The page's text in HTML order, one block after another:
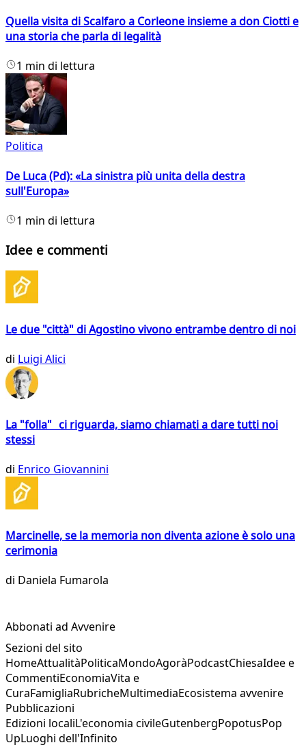
Quella visita di Scalfaro a Corleone insieme a don Ciotti e
una storia che parla di legalità
1 min di lettura
Politica
De Luca (Pd): «La sinistra più unita della destra
sull'Europa»
1 min di lettura
Idee e commenti
Le due "città" di Agostino vivono entrambe dentro di noi
di Luigi Alici
La "folla" ci riguarda, siamo chiamati a dare tutti noi
stessi
di Enrico Giovannini
Marcinelle, se la memoria non diventa azione è solo una
cerimonia
di Daniela Fumarola
Abbonati ad Avvenire
Sezioni del sito
HomeAttualitàPoliticaMondoAgoràPodcastChiesaIdee e
CommentiEconomiaVita e
CuraFamigliaRubricheMultimediaEcosistema avvenire
Pubblicazioni
Edizioni localiL'economia civileGutenbergPopotusPop
UpLuoghi dell'Infinito